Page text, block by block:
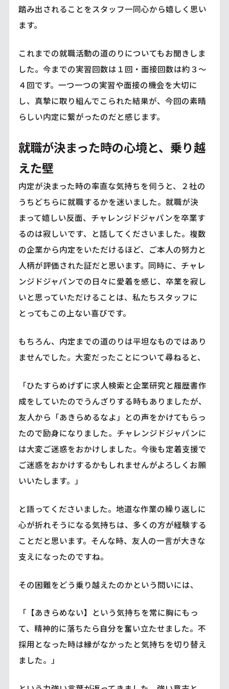
踏み出されることをスタッフ一同心から嬉しく思い
ます。
これまでの就職活動の道のりについてもお聞きしま
した。今までの実習回数は１回・面接回数は約３～
４回です。一つ一つの実習や面接の機会を大切に
し、真摯に取り組んでこられた結果が、今回の素晴
らしい内定に繋がったのだと感じます。
就職が決まった時の心境と、乗り越
えた壁
内定が決まった時の率直な気持ちを伺うと、２社の
うちどちらに就職するかを迷いました。就職が決
まって嬉しい反面、チャレンジドジャパンを卒業す
るのは寂しいです、と話してくださいました。複数
の企業から内定をいただけるほど、ご本人の努力と
人柄が評価された証だと思います。同時に、チャレ
ンジドジャパンでの日々に愛着を感じ、卒業を寂し
いと思っていただけることは、私たちスタッフに
とってもこの上ない喜びです。
もちろん、内定までの道のりは平坦なものではあり
ませんでした。大変だったことについて尋ねると、
「ひたすらめげずに求人検索と企業研究と履歴書作
成をしていたのでうんざりする時もありましたが、
友人から「あきらめるなよ」との声をかけてもらっ
たので励身になりました。チャレンジドジャパンに
は大変ご迷惑をおかけしました。今後も定着支援で
ご迷惑をおかけするかもしれませんがよろしくお願
いいたします。」
と語ってくださいました。地道な作業の繰り返しに
心が折れそうになる気持ちは、多くの方が経験する
ことだと思います。そんな時、友人の一言が大きな
支えになったのですね。
その困難をどう乗り越えたのかという問いには、
「【あきらめない】という気持ちを常に胸にもっ
て、精神的に落ちたら自分を奮い立たせました。不
採用となった時は縁がなかったと気持ちを切り替え
ました。」